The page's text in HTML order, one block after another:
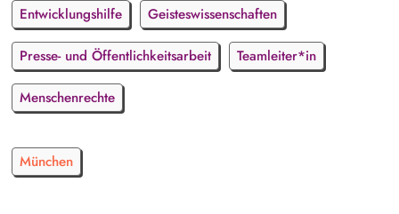
Entwicklungshilfe Geisteswissenschaften
Presse- und Öffentlichkeitsarbeit Teamleiter*in
Menschenrechte
München